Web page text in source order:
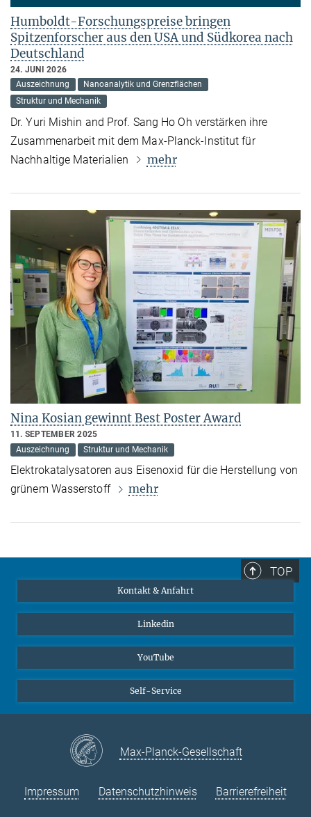
Humboldt-Forschungspreise bringen
Spitzenforscher aus den USA und Südkorea nach
Deutschland
24. JUNI 2026
Auszeichnung
Nanoanalytik und Grenzflächen
Struktur und Mechanik
Dr. Yuri Mishin and Prof. Sang Ho Oh verstärken ihre
Zusammenarbeit mit dem Max-Planck-Institut für
Nachhaltige Materialien
mehr
Nina Kosian gewinnt Best Poster Award
11. SEPTEMBER 2025
Auszeichnung
Struktur und Mechanik
Elektrokatalysatoren aus Eisenoxid für die Herstellung von
grünem Wasserstoff
mehr
TOP
Kontakt & Anfahrt
Linkedin
YouTube
Self-Service
Max-Planck-Gesellschaft
Impressum Datenschutzhinweis Barrierefreiheit